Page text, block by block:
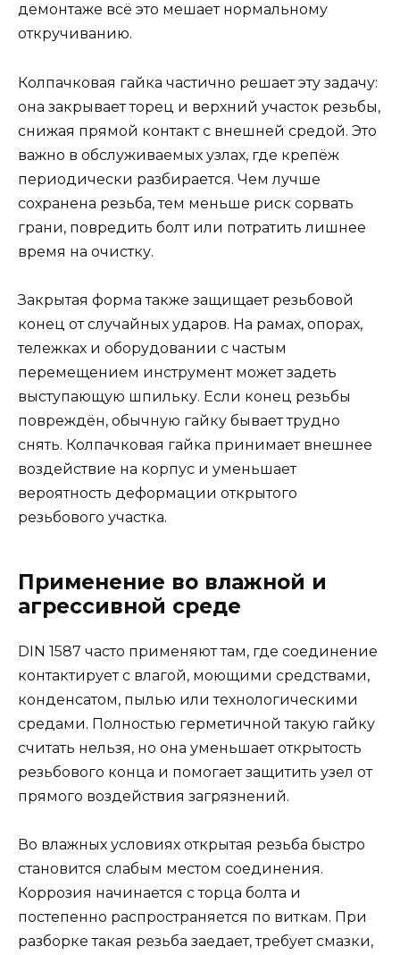
демонтаже всё это мешает нормальному
откручиванию.
Колпачковая гайка частично решает эту задачу:
она закрывает торец и верхний участок резьбы,
снижая прямой контакт с внешней средой. Это
важно в обслуживаемых узлах, где крепёж
периодически разбирается. Чем лучше
сохранена резьба, тем меньше риск сорвать
грани, повредить болт или потратить лишнее
время на очистку.
Закрытая форма также защищает резьбовой
конец от случайных ударов. На рамах, опорах,
тележках и оборудовании с частым
перемещением инструмент может задеть
выступающую шпильку. Если конец резьбы
повреждён, обычную гайку бывает трудно
снять. Колпачковая гайка принимает внешнее
воздействие на корпус и уменьшает
вероятность деформации открытого
резьбового участка.
Применение во влажной и
агрессивной среде
DIN 1587 часто применяют там, где соединение
контактирует с влагой, моющими средствами,
конденсатом, пылью или технологическими
средами. Полностью герметичной такую гайку
считать нельзя, но она уменьшает открытость
резьбового конца и помогает защитить узел от
прямого воздействия загрязнений.
Во влажных условиях открытая резьба быстро
становится слабым местом соединения.
Коррозия начинается с торца болта и
постепенно распространяется по виткам. При
разборке такая резьба заедает, требует смазки,